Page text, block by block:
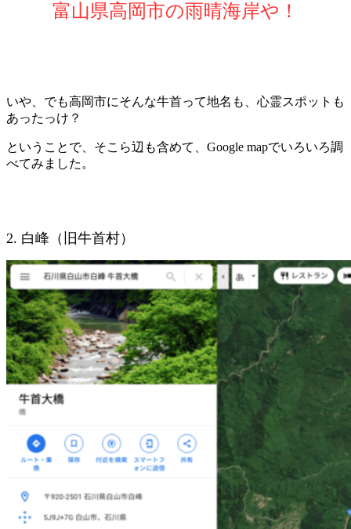
富山県高岡市の雨晴海岸や！
いや、でも高岡市にそんな牛首って地名も、心霊スポットも
あったっけ？
ということで、そこら辺も含めて、Google mapでいろいろ調
べてみました。
2. 白峰（旧牛首村）